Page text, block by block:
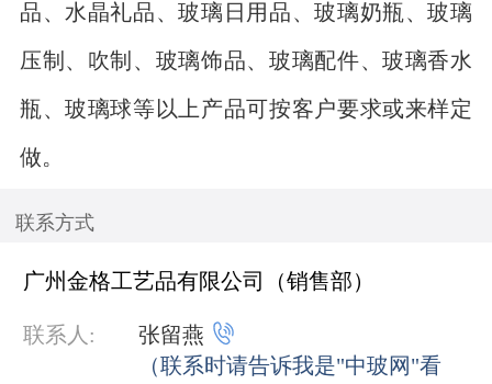
品、水晶礼品、玻璃日用品、玻璃奶瓶、玻璃
压制、吹制、玻璃饰品、玻璃配件、玻璃香水
瓶、玻璃球等以上产品可按客户要求或来样定
做。
联系方式
广州金格工艺品有限公司（销售部）
联系人: 张留燕 
（联系时请告诉我是"中玻网"看